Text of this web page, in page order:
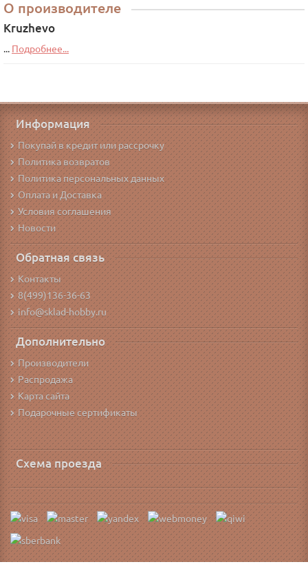
О производителе
Kruzhevo
... Подробнее...
Информация
Покупай в кредит или рассрочку
Политика возвратов
Политика персональных данных
Оплата и Доставка
Условия соглашения
Новости
Обратная связь
Контакты
8(499)136-36-63
info@sklad-hobby.ru
Дополнительно
Производители
Распродажа
Карта сайта
Подарочные сертификаты
Схема проезда